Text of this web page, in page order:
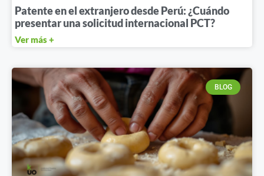
Patente en el extranjero desde Perú: ¿Cuándo
presentar una solicitud internacional PCT?
Ver más +
BLOG